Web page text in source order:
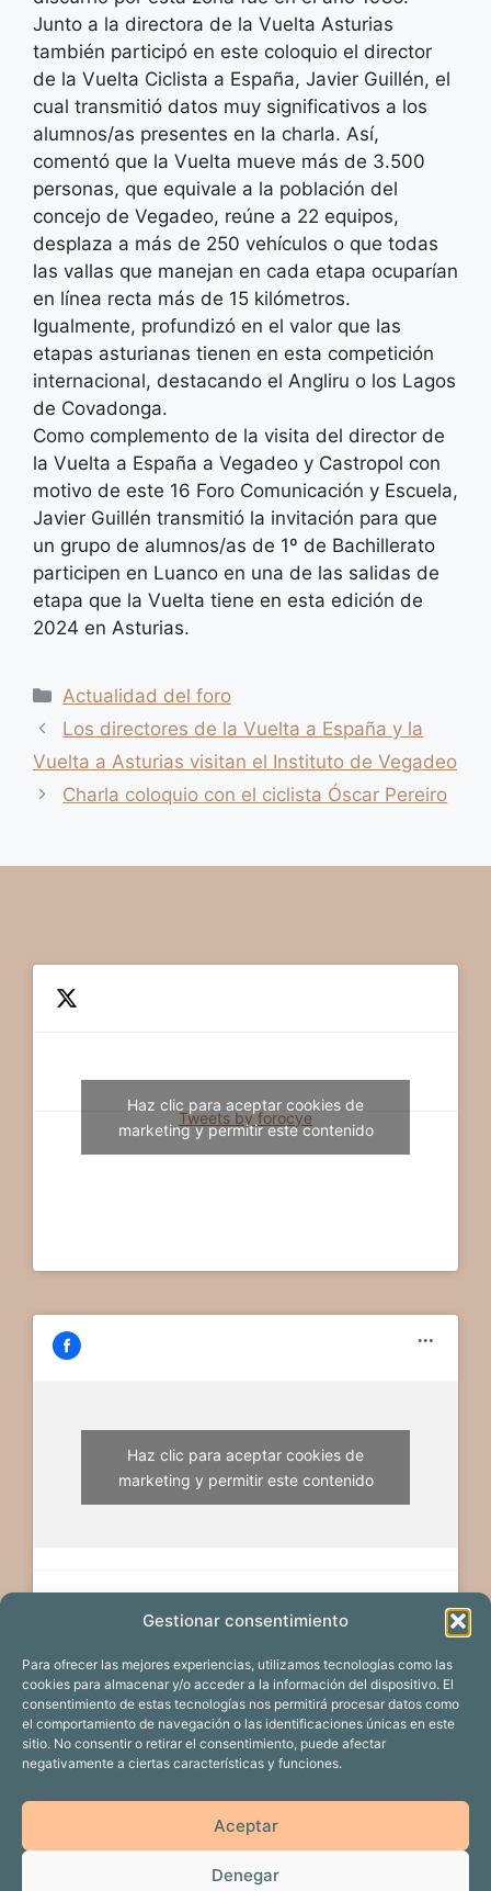
Gestionar consentimiento
Para ofrecer las mejores experiencias, utilizamos tecnologías como las
cookies para almacenar y/o acceder a la información del dispositivo. El
consentimiento de estas tecnologías nos permitirá procesar datos como
el comportamiento de navegación o las identificaciones únicas en este
sitio. No consentir o retirar el consentimiento, puede afectar
negativamente a ciertas características y funciones.
Aceptar
Denegar
Junto a la directora de la Vuelta Asturias
también participó en este coloquio el director
de la Vuelta Ciclista a España, Javier Guillén, el
cual transmitió datos muy significativos a los
alumnos/as presentes en la charla. Así,
comentó que la Vuelta mueve más de 3.500
personas, que equivale a la población del
concejo de Vegadeo, reúne a 22 equipos,
desplaza a más de 250 vehículos o que todas
las vallas que manejan en cada etapa ocuparían
en línea recta más de 15 kilómetros.
Igualmente, profundizó en el valor que las
etapas asturianas tienen en esta competición
internacional, destacando el Angliru o los Lagos
de Covadonga.
Como complemento de la visita del director de
la Vuelta a España a Vegadeo y Castropol con
motivo de este 16 Foro Comunicación y Escuela,
Javier Guillén transmitió la invitación para que
un grupo de alumnos/as de 1º de Bachillerato
participen en Luanco en una de las salidas de
etapa que la Vuelta tiene en esta edición de
2024 en Asturias.
Categorías
Actualidad del foro
Los directores de la Vuelta a España y la
Vuelta a Asturias visitan el Instituto de Vegadeo
Charla coloquio con el ciclista Óscar Pereiro
Tweets by forocye
Haz clic para aceptar cookies de
marketing y permitir este contenido
Haz clic para aceptar cookies de
marketing y permitir este contenido
EDICIÓN 2024 PROYECTOS
CALENDARIO DE EVENTOS